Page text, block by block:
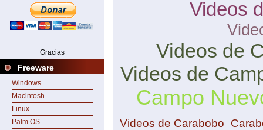
Gracias
Freeware
Windows
Macintosh
Linux
Palm OS
Videos
Videos de
Videos de
Campo
Videos de Carabobo